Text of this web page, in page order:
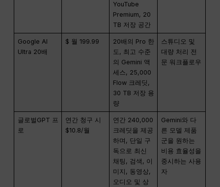
YouTube
Premium, 20
TB 저장 공간
Google AI
Ultra 20배
$ 월 199.99
20배의 Pro 한
도, 최고 수준
의 Gemini 액
세스, 25,000
Flow 크레딧,
30 TB 저장 용
량
스튜디오 및
대량 처리 전
문 워크플로우
글로벌GPT 프
로
연간 청구 시
$10.8/월
연간 240,000
크레딧을 제공
하며, 단일 구
독으로 최신
채팅, 검색, 이
미지, 동영상,
오디오 및 상
Gemini와 다
른 모델 제품
군을 원하는
비용 효율성을
중시하는 사용
자